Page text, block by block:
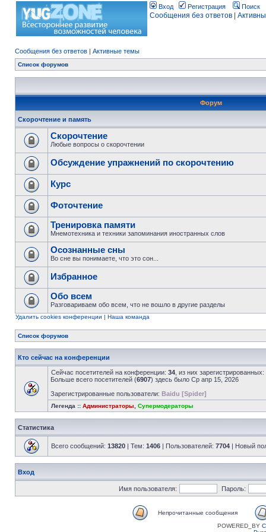
Вход Регистрация Поиск
Сообщения без ответов
Сообщения без ответов | Активные темы
Список форумов
Форум
Скорочтение и память
Скорочтение
Любые вопросы о скорочтении
Обсуждение упражнений по скорочтению
Курс
Фоточтение
Тренировка памяти
Мнемотехника и техники запоминания иностранных слов
Осознанные сны
Во сне вы понимаете, что это сон...
Избранное
Обо всем
Разговариваем обо всем, что не вошло в другие разделы
Удалить cookies конференции | Наша команда
Список форумов
Кто сейчас на конференции
Сейчас посетителей на конференции: 34 , из них
Больше всего посетителей (6907) здесь было Ср апр 15, 2026
Зарегистрированные пользователи: Baidu [Spider]
Легенда :: Администраторы Супермодераторы
Статистика
Всего сообщений: 13820 | Тем: 1406 | Пользователей: 7704 | Новый
Вход
Имя пользователя: Пароль:
Непрочитанные сообщения
POWERED_BY